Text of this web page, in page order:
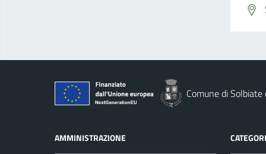
Comune di Solbiate
AMMINISTRAZIONE